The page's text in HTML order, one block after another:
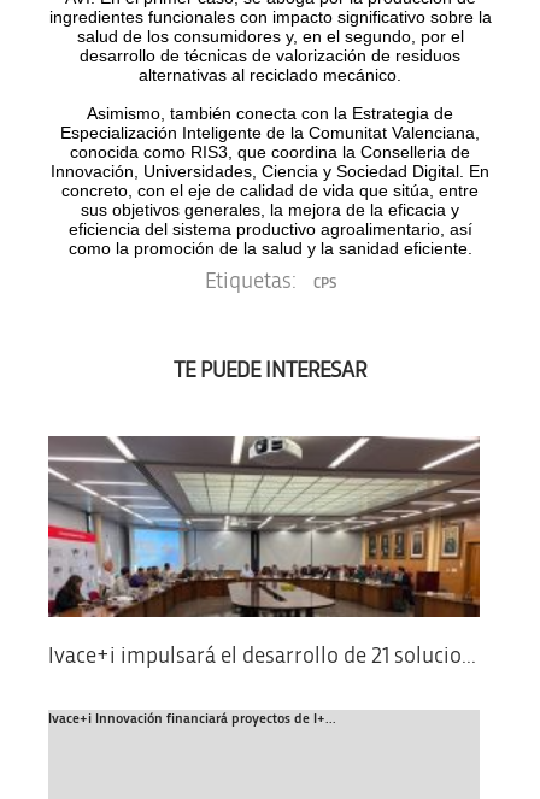
ingredientes funcionales con impacto significativo sobre la
salud de los consumidores y, en el segundo, por el
desarrollo de técnicas de valorización de residuos
alternativas al reciclado mecánico.
Asimismo, también conecta con la Estrategia de
Especialización Inteligente de la Comunitat Valenciana,
conocida como RIS3, que coordina la Conselleria de
Innovación, Universidades, Ciencia y Sociedad Digital. En
concreto, con el eje de calidad de vida que sitúa, entre
sus objetivos generales, la mejora de la eficacia y
eficiencia del sistema productivo agroalimentario, así
como la promoción de la salud y la sanidad eficiente.
Etiquetas: CPS
TE PUEDE INTERESAR
Ivace+i impulsará el desarrollo de 21 solucio...
Ivace+i Innovación financiará proyectos de I+...